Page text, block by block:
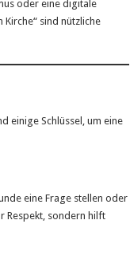
oder eine digitale
sind nützliche
einige Schlüssel, um eine
eine Frage stellen oder
Respekt, sondern hilft